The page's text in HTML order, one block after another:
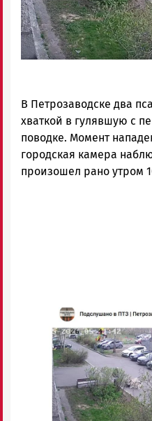
В Петрозаводске два
хваткой в гулявшую с
поводке. Момент
городская камера
произошел рано утром